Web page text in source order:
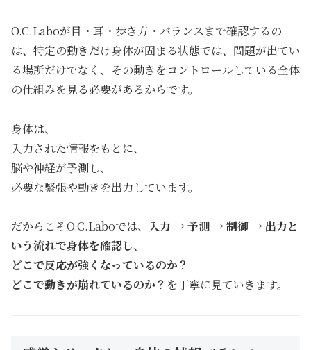
O.C.Laboが目・耳・歩き方・バランスまで確認するの
は、特定の動きだけ身体が固まる状態では、問題が出てい
る場所だけでなく、その動きをコントロールしている全体
の仕組みを見る必要があるからです。
身体は、
入力された情報をもとに、
脳や神経が予測し、
必要な緊張や動きを出力しています。
だからこそO.C.Laboでは、 入力 → 予測 → 制御 → 出力と
いう流れで身体を確認し、
どこで反応が強くなっているのか？
どこで動きが崩れているのか？ を丁寧に見ていきます。